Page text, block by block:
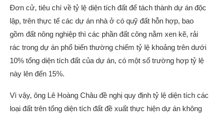
Đơn cử, tiêu chí về tỷ lệ diện tích đất để tách thành dự án độc
lập, trên thực tế các dự án nhà ở có quỹ đất hỗn hợp, bao
gồm đất nông nghiệp thì các phần đất công nằm xen kẽ, rải
rác trong dự án phổ biến thường chiếm tỷ lệ khoảng trên dưới
10% tổng diện tích đất của dự án, có một số trường hợp tỷ lệ
này lên đến 15%.
Vì vậy, ông Lê Hoàng Châu đề nghị quy định tỷ lệ diện tích các
loại đất trên tổng diện tích đất đề xuất thực hiện dự án không